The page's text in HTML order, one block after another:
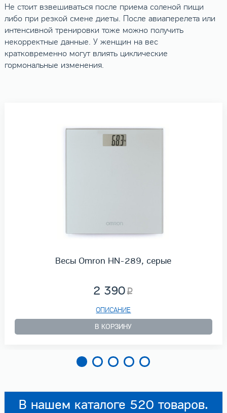
Не стоит взвешиваться после приема соленой пищи
либо при резкой смене диеты. После авиаперелета или
интенсивной тренировки тоже можно получить
некорректные данные. У женщин на вес
кратковременно могут влиять циклические
гормональные изменения.
Весы Omron HN-289, серые
2 390
ОПИСАНИЕ
В КОРЗИНУ
В нашем каталоге 520 товаров.